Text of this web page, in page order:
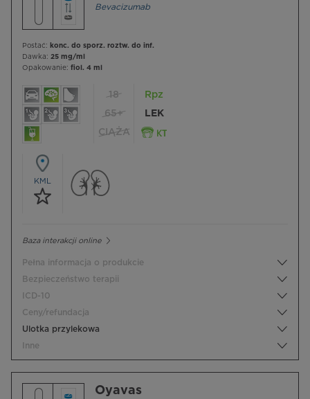
Bevacizumab
Postać: konc. do sporz. roztw. do inf.
Dawka: 25 mg/ml
Opakowanie: fiol. 4 ml
18
65+
CIĄŻA
Rpz
LEK
KML
Baza interakcji online
Pełna informacja o produkcie
Bezpieczeństwo terapii
ICD-10
Ceny/refundacja
Ulotka przylekowa
Inne
Oyavas